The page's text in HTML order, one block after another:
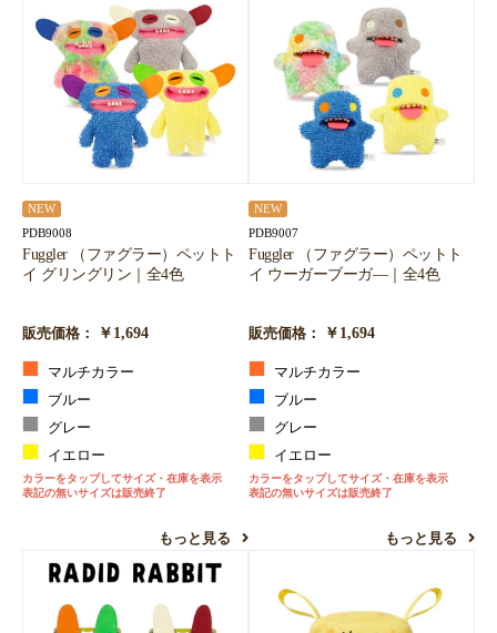
NEW
PDB9008
Fuggler （ファグラー）ペットト
イ グリングリン｜全4色
販売価格： ￥1,694
マルチカラー
ブルー
グレー
イエロー
カラーをタップしてサイズ・在庫を表示
表記の無いサイズは販売終了
もっと見る
NEW
PDB9007
Fuggler （ファグラー）ペットト
イ ウーガーブーガ―｜全4色
販売価格： ￥1,694
マルチカラー
ブルー
グレー
イエロー
カラーをタップしてサイズ・在庫を表示
表記の無いサイズは販売終了
もっと見る